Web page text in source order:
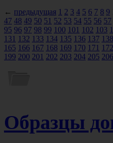
← предыдущая 1 2 3 4 5 6 7 8 9
47 48 49 50 51 52 53 54 55 56 57
95 96 97 98 99 100 101 102 103
131 132 133 134 135 136 137 138
165 166 167 168 169 170 171 172
199 200 201 202 203 204 205 206
Образцы